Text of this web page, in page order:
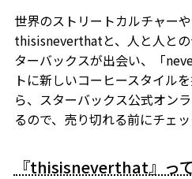
世界のストリートカルチャー
thisisneverthatと、人と人と
ターバックスが出会い、「
トに新しいコーヒースタイル
ら、スターバックス公式オン
るので、売り切れる前にチェ
『thisisneverthat』っ